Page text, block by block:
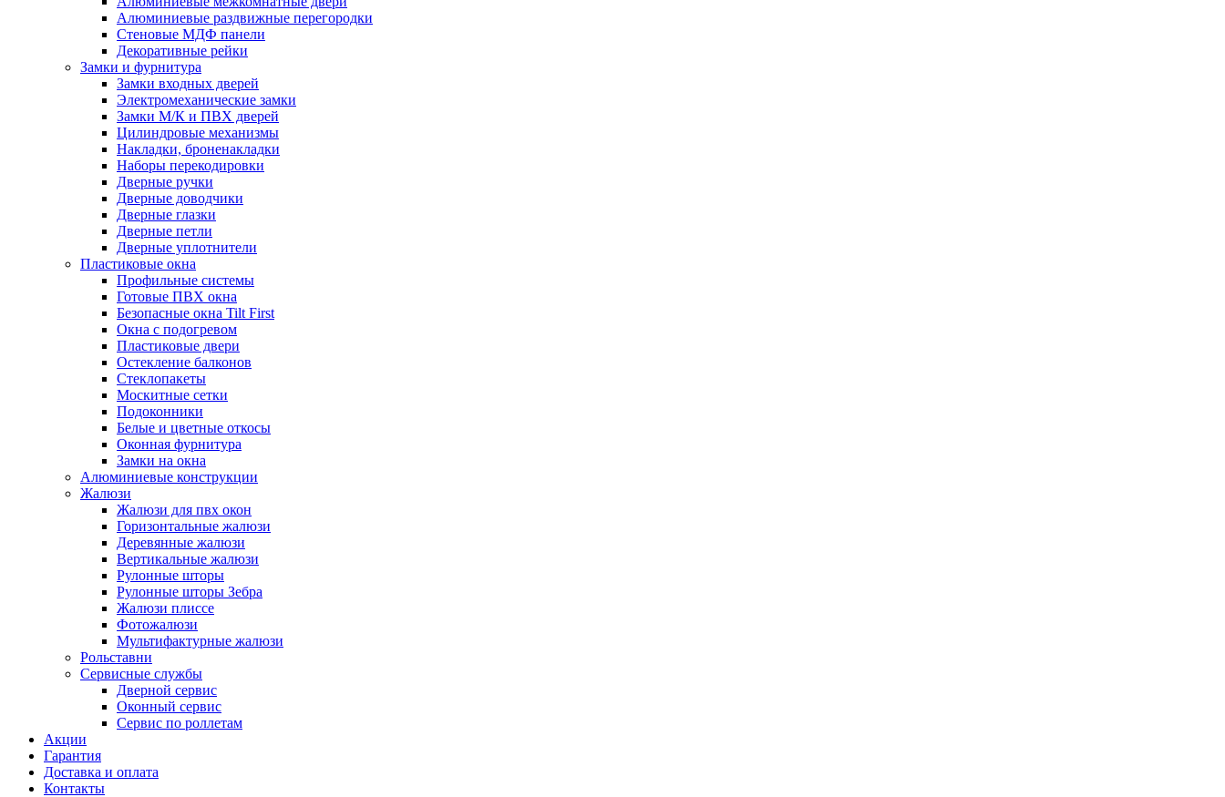
Алюминиевые раздвижные перегородки
Стеновые МДФ панели
Декоративные рейки
Замки и фурнитура
Замки входных дверей
Электромеханические замки
Замки М/К и ПВХ дверей
Цилиндровые механизмы
Накладки, броненакладки
Наборы перекодировки
Дверные ручки
Дверные доводчики
Дверные глазки
Дверные петли
Дверные уплотнители
Пластиковые окна
Профильные системы
Готовые ПВХ окна
Безопасные окна Tilt First
Окна с подогревом
Пластиковые двери
Остекление балконов
Стеклопакеты
Москитные сетки
Подоконники
Белые и цветные откосы
Оконная фурнитура
Замки на окна
Алюминиевые конструкции
Жалюзи
Жалюзи для пвх окон
Горизонтальные жалюзи
Деревянные жалюзи
Вертикальные жалюзи
Рулонные шторы
Рулонные шторы Зебра
Жалюзи плиссе
Фотожалюзи
Мультифактурные жалюзи
Рольставни
Сервисные службы
Дверной сервис
Оконный сервис
Сервис по роллетам
Акции
Гарантия
Доставка и оплата
Контакты